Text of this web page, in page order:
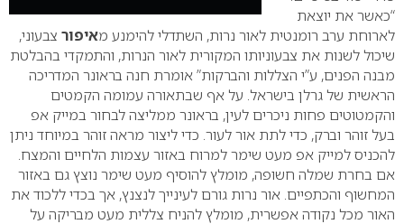
“כאשר את יוצאת
לארוחת ערב רומנטית לאור נרות, השתדלי להימנע מאיפור צבעוני,
שיכול לשנות את צבעוניותו המקורית לאור הנרות, והתמקדי בהבלטת
מבנה הפנים, ע”י הצללות והברקות” אומרת חנה בראונר המדריכה
הראשית של גרלן בישראל. על אף שבתאורה עמומה הקמטים
והקמטוטים פחות ניכרים לעין, בראונר ממליצה לבחור במייק אפ
בעל זוהר וברק, כדי לתת אור לעור. כדי ליצור מראה זוהר במיוחד ניתן
להכניס למייק אפ מעט שימר למרוח באזור עצמות הלחיים והמצח.
אם בחרת שמלה חשופה, מומלץ להוסיף מעט שימר נוצץ גם באזור
המחשוף והכתפיים. אור נרות גורם לעינייך לנצנץ, אך בכדי ללכוד את
האור מכל נקודה אפשרית, מומלץ להניח צללית מעט מבריקה על